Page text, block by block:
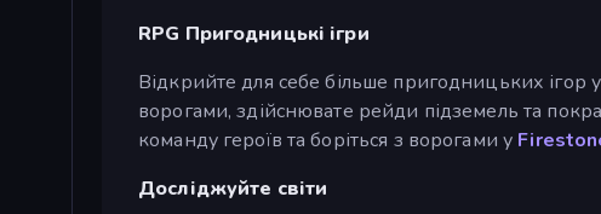
RPG Пригодницькі ігри
Відкрийте для себе більше пригодницьких ігор
ворогами, здійснювате рейди підземель та
команду героїв та боріться з ворогами у
Досліджуйте світи